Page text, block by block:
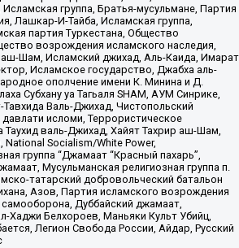
группа, Братья-мусульмане, Партия
Лашкар-И-Тайба, Исламская группа,
партия Туркестана, Общество
возрождения исламского наследия,
Шам, Исламский джихад, Аль-Каида, Имарат
Исламское государство, Джабха аль-
ополчение имени К. Минина и Д.
Субхану уа Тагьаля SHAM, АУМ Синрике,
Валь-Джихад, Чистопольский
исломи, Террористическое
Таухид валь-Джихад, Хайят Тахрир аш-Шам,
Socialism/White Power,
группа “Джамаат “Красный пахарь”,
Мусульманская религиозная группа п.
татарский добровольческий батальон
Азов, Партия исламского возрождения
Дуббайский джамаат,
Хаджи Белхороев, Маньяки Культ Убийц,
Легион Свобода России, Айдар, Русский